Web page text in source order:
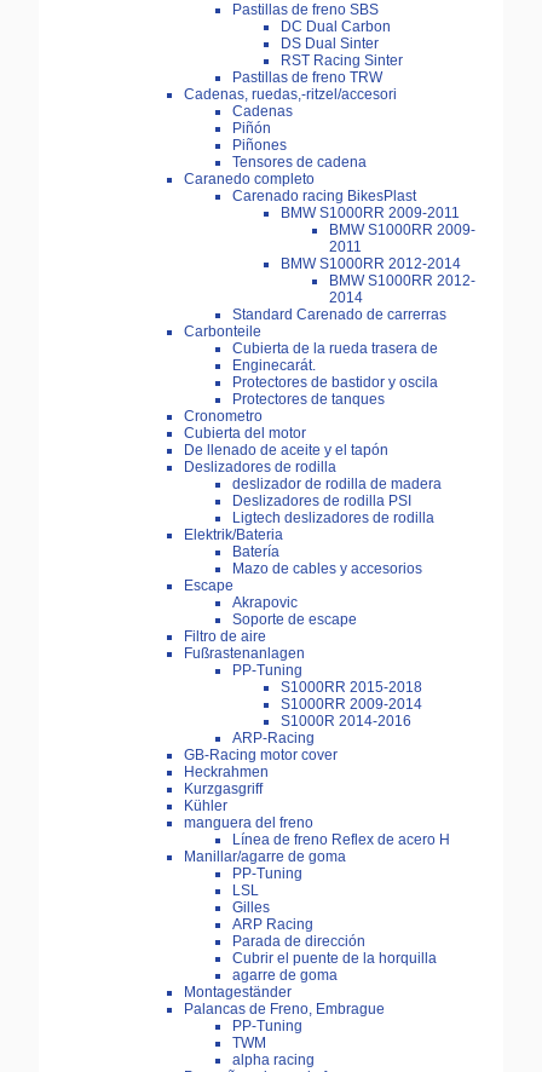
Pastillas de freno SBS
DC Dual Carbon
DS Dual Sinter
RST Racing Sinter
Pastillas de freno TRW
Cadenas, ruedas,-ritzel/accesori
Cadenas
Piñón
Piñones
Tensores de cadena
Caranedo completo
Carenado racing BikesPlast
BMW S1000RR 2009-2011
BMW S1000RR 2009-
2011
BMW S1000RR 2012-2014
BMW S1000RR 2012-
2014
Standard Carenado de carrerras
Carbonteile
Cubierta de la rueda trasera de
Enginecarát.
Protectores de bastidor y oscila
Protectores de tanques
Cronometro
Cubierta del motor
De llenado de aceite y el tapón
Deslizadores de rodilla
deslizador de rodilla de madera
Deslizadores de rodilla PSI
Ligtech deslizadores de rodilla
Elektrik/Bateria
Batería
Mazo de cables y accesorios
Escape
Akrapovic
Soporte de escape
Filtro de aire
Fußrastenanlagen
PP-Tuning
S1000RR 2015-2018
S1000RR 2009-2014
S1000R 2014-2016
ARP-Racing
GB-Racing motor cover
Heckrahmen
Kurzgasgriff
Kühler
manguera del freno
Línea de freno Reflex de acero H
Manillar/agarre de goma
PP-Tuning
LSL
Gilles
ARP Racing
Parada de dirección
Cubrir el puente de la horquilla
agarre de goma
Montageständer
Palancas de Freno, Embrague
PP-Tuning
TWM
alpha racing